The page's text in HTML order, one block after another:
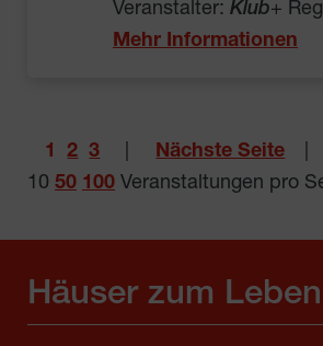
Veranstalter: Klub+
Mehr Informationen
1 2 3 Nächste Seite
10 50 100 Veranstaltungen pro
Häuser zum Leben